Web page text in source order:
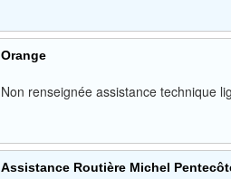
Orange
Non renseignée assistance technique
Assistance Routière Michel